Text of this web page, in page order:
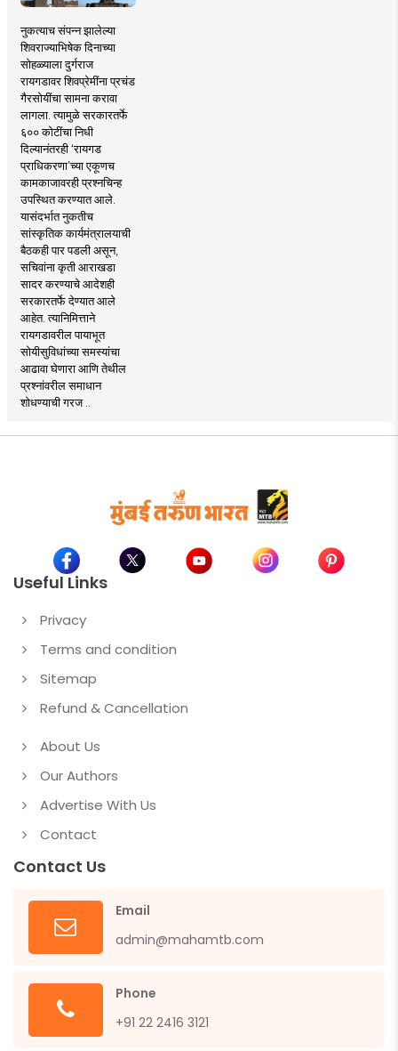
नुकत्याच संपन्न झालेल्या
शिवराज्याभिषेक दिनाच्या
सोहळ्याला दुर्गराज
रायगडावर शिवप्रेमींना प्रचंड
गैरसोयींचा सामना करावा
लागला. त्यामुळे सरकारतर्फे
६०० कोटींचा निधी
दिल्यानंतरही ‘रायगड
प्राधिकरणा’च्या एकूणच
कामकाजावरही प्रश्नचिन्ह
उपस्थित करण्यात आले.
यासंदर्भात नुकतीच
सांस्कृतिक कार्यमंत्रालयाची
बैठकही पार पडली असून,
सचिवांना कृती आराखडा
सादर करण्याचे आदेशही
सरकारतर्फे देण्यात आले
आहेत. त्यानिमित्ताने
रायगडावरील पायाभूत
सोयीसुविधांच्या समस्यांचा
आढावा घेणारा आणि तेथील
प्रश्नांवरील समाधान
शोधण्याची गरज ..
Useful Links
Privacy
Terms and condition
Sitemap
Refund & Cancellation
About Us
Our Authors
Advertise With Us
Contact
Contact Us
Email
admin@mahamtb.com
Phone
+91 22 2416 3121